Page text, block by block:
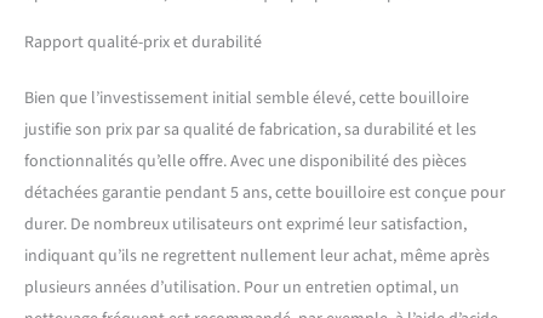
your pour-over or steep
control over every brew.
STAY UP TO DATE: Get the
latest features and
improvements with WiFi
firmware updates through
the EKG Updater app. BUILT
TO LAST: Crafted with a 304
18/8 stainless steel body, a
high-res color screen, and
Rapport qualité-prix et durabilité
Bien que l’investissement initial semble élevé, cette bouilloire
justifie son prix par sa qualité de fabrication, sa durabilité et les
fonctionnalités qu’elle offre. Avec une disponibilité des pièces
détachées garantie pendant 5 ans, cette bouilloire est conçue pour
durer. De nombreux utilisateurs ont exprimé leur satisfaction,
indiquant qu’ils ne regrettent nullement leur achat, même après
plusieurs années d’utilisation. Pour un entretien optimal, un